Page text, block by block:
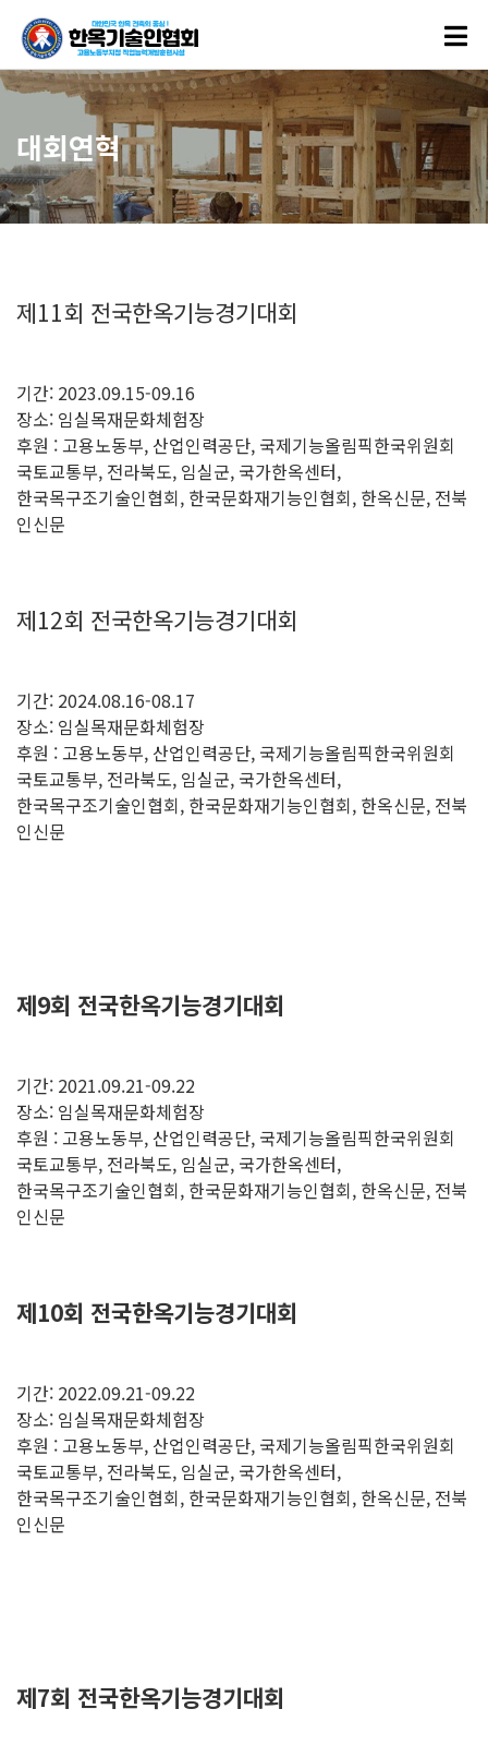
대회연혁
제11회 전국한옥기능경기대회
기간: 2023.09.15-09.16
장소: 임실목재문화체험장
후원 : 고용노동부, 산업인력공단, 국제기능올림픽한국위원회
국토교통부, 전라북도, 임실군, 국가한옥센터,
한국목구조기술인협회, 한국문화재기능인협회, 한옥신문, 전북
인신문
제12회 전국한옥기능경기대회
기간: 2024.08.16-08.17
장소: 임실목재문화체험장
후원 : 고용노동부, 산업인력공단, 국제기능올림픽한국위원회
국토교통부, 전라북도, 임실군, 국가한옥센터,
한국목구조기술인협회, 한국문화재기능인협회, 한옥신문, 전북
인신문
제9회 전국한옥기능경기대회
기간: 2021.09.21-09.22
장소: 임실목재문화체험장
후원 : 고용노동부, 산업인력공단, 국제기능올림픽한국위원회
국토교통부, 전라북도, 임실군, 국가한옥센터,
한국목구조기술인협회, 한국문화재기능인협회, 한옥신문, 전북
인신문
제10회 전국한옥기능경기대회
기간: 2022.09.21-09.22
장소: 임실목재문화체험장
후원 : 고용노동부, 산업인력공단, 국제기능올림픽한국위원회
국토교통부, 전라북도, 임실군, 국가한옥센터,
한국목구조기술인협회, 한국문화재기능인협회, 한옥신문, 전북
인신문
제7회 전국한옥기능경기대회